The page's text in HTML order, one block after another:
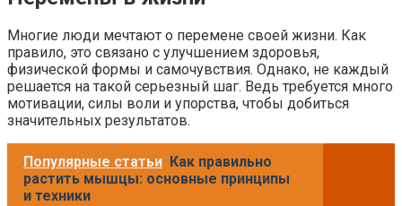
Многие люди мечтают о перемене своей жизни. Как
правило, это связано с улучшением здоровья,
физической формы и самочувствия. Однако, не каждый
решается на такой серьезный шаг. Ведь требуется много
мотивации, силы воли и упорства, чтобы добиться
значительных результатов.
Популярные статьи Как правильно
растить мышцы: основные принципы
и техники